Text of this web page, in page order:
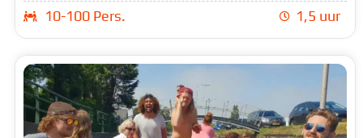
10-100 Pers. 1,5 uur